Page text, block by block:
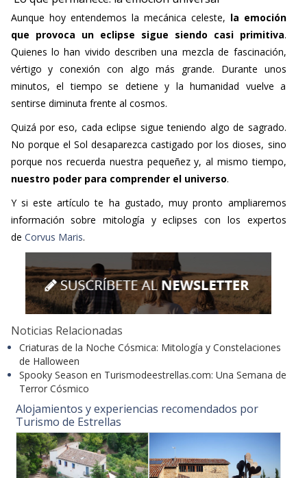
Aunque hoy entendemos la mecánica celeste, la emoción
que provoca un eclipse sigue siendo casi primitiva.
Quienes lo han vivido describen una mezcla de fascinación,
vértigo y conexión con algo más grande. Durante unos
minutos, el tiempo se detiene y la humanidad vuelve a
sentirse diminuta frente al cosmos.
Quizá por eso, cada eclipse sigue teniendo algo de sagrado.
No porque el Sol desaparezca castigado por los dioses, sino
porque nos recuerda nuestra pequeñez y, al mismo tiempo,
nuestro poder para comprender el universo.
Y si este artículo te ha gustado, muy pronto ampliaremos
información sobre mitología y eclipses con los expertos
de Corvus Maris.
Noticias Relacionadas
Criaturas de la Noche Cósmica: Mitología y Constelaciones
de Halloween
Spooky Season en Turismodeestrellas.com: Una Semana de
Terror Cósmico
Alojamientos y experiencias recomendados por
Turismo de Estrellas